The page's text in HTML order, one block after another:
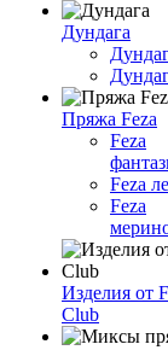
Дундага
Пряжа Feza
Feza
Feza
Feza
Изделия от
Club